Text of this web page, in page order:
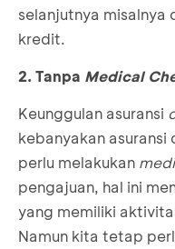
selanjutnya
kredit.
2. Tanpa Medical
Keunggulan asuransi
kebanyakan
perlu melakukan
pengajuan, hal ini
yang memiliki
Namun kita tetap